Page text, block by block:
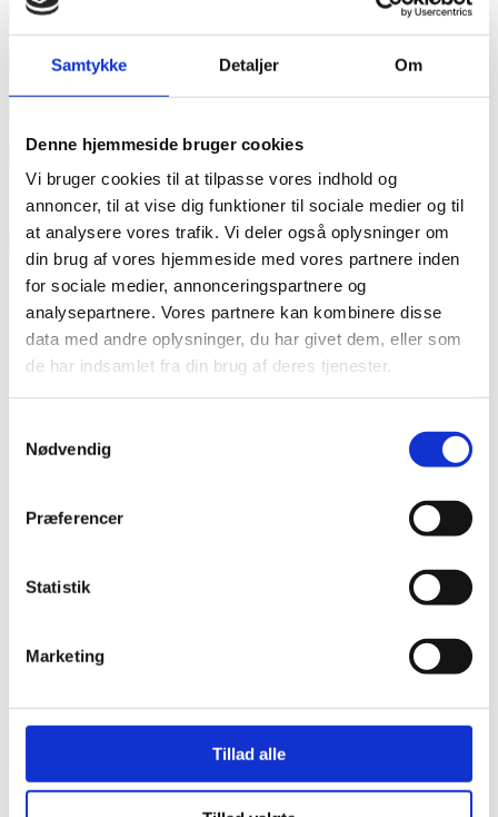
Samtykke Detaljer Om
Denne hjemmeside bruger cookies
Vi bruger cookies til at tilpasse vores indhold og
annoncer, til at vise dig funktioner til sociale medier og til
at analysere vores trafik. Vi deler også oplysninger om
din brug af vores hjemmeside med vores partnere inden
for sociale medier, annonceringspartnere og
analysepartnere. Vores partnere kan kombinere disse
data med andre oplysninger, du har givet dem, eller som
de har indsamlet fra din brug af deres tjenester.
Nødvendig
Præferencer
Statistik
Marketing
Tillad alle
Læs mere
annonce
annonce
Like us
RAINBOW BUSINESS DENMARK